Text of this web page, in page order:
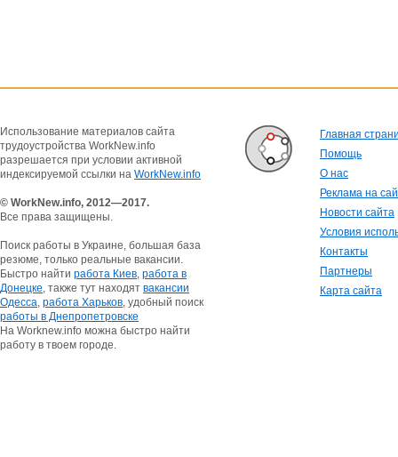
Использование материалов сайта
трудоустройства WorkNew.info
разрешается при условии активной
индексируемой ссылки на WorkNew.info
© WorkNew.info, 2012—2017.
Все права защищены.
Поиск работы в Украине, большая база
резюме, только реальные вакансии.
Быстро найти работа Киев, работа в
Донецке, также тут находят вакансии
Одесса, работа Харьков, удобный поиск
работы в Днепропетровске
На Worknew.info можна быстро найти
работу в твоем городе.
Главная
Помощь
О нас
Реклама на
Новости сайта
Условия
Контакты
Партнеры
Карта сайта